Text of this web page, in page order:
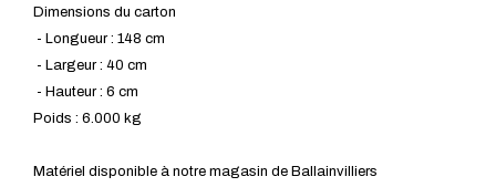
Dimensions du carton
- Longueur : 148 cm
- Largeur : 40 cm
- Hauteur : 6 cm
Poids : 6.000 kg
Matériel disponible à notre magasin de Ballainvilliers